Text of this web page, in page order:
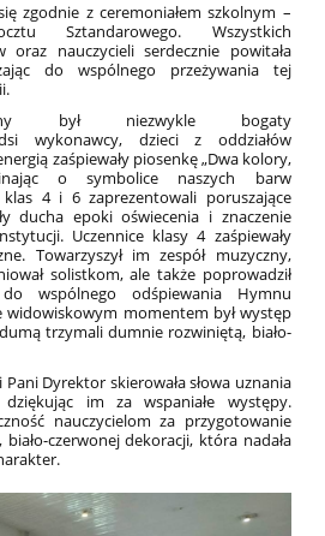
zgodnie z ceremoniałem szkolnym –
Sztandarowego. Wszystkich
oraz nauczycieli serdecznie powitała
do wspólnego przeżywania tej
był niezwykle bogaty
wykonawcy, dzieci z oddziałów
zaśpiewały piosenkę „Dwa kolory,
o symbolice naszych barw
4 i 6 zaprezentowali poruszające
ducha epoki oświecenia i znaczenie
Uczennice klasy 4 zaśpiewały
Towarzyszył im zespół muzyczny,
solistkom, ale także poprowadził
wspólnego odśpiewania Hymnu
widowiskowym momentem był występ
trzymali dumnie rozwiniętą, biało-
Dyrektor skierowała słowa uznania
im za wspaniałe występy.
nauczycielom za przygotowanie
czerwonej dekoracji, która nadała